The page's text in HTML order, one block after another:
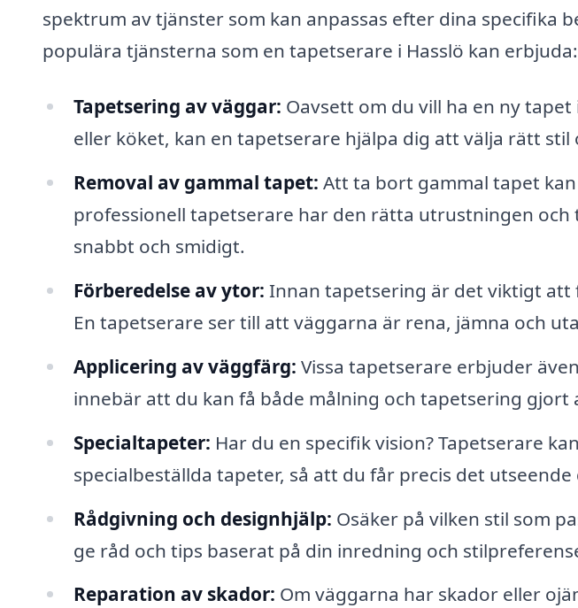
spektrum av tjänster som kan anpassas efter dina specifika
populära tjänsterna som en tapetserare i Hasslö kan erbjuda:
Tapetsering av väggar: Oavsett om du vill ha en ny
eller köket, kan en tapetserare hjälpa dig att välja rätt
Removal av gammal tapet: Att ta bort gammal tapet
professionell tapetserare har den rätta utrustningen
snabbt och smidigt.
Förberedelse av ytor: Innan tapetsering är det viktigt
En tapetserare ser till att väggarna är rena, jämna och
Applicering av väggfärg: Vissa tapetserare erbjuder
innebär att du kan få både målning och tapetsering gjort
Specialtapeter: Har du en specifik vision? Tapetserare
specialbeställda tapeter, så att du får precis det
Rådgivning och designhjälp: Osäker på vilken stil som
ge råd och tips baserat på din inredning och
Reparation av skador: Om väggarna har skador eller